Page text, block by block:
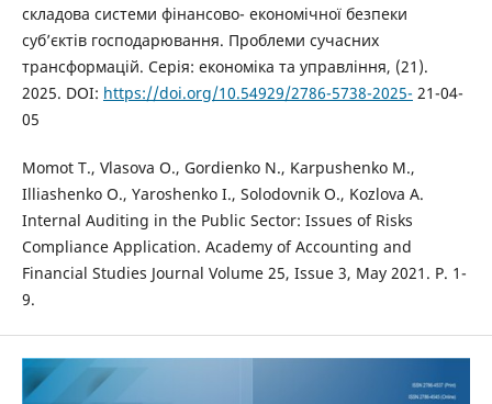
складова системи фінансово- економічної безпеки
суб’єктів господарювання. Проблеми сучасних
трансформацій. Серія: економіка та управління, (21).
2025. DOI: https://doi.org/10.54929/2786-5738-2025- 21-04-
05
Momot T., Vlasova O., Gordienko N., Karpushenko M.,
Illіashenko O., Yaroshenko I., Solodovnik O., Kozlova A.
Internal Auditing in the Public Sector: Issues of Risks
Compliance Application. Academy of Accounting and
Financial Studies Journal Volume 25, Issue 3, May 2021. Р. 1-
9.